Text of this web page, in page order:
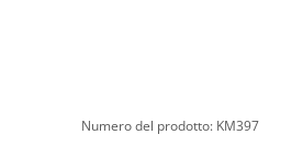
Numero del prodotto: KM397